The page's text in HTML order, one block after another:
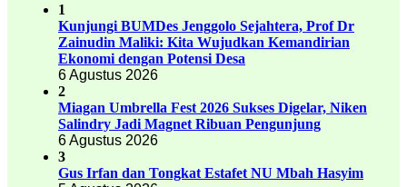
1
Kunjungi BUMDes Jenggolo Sejahtera, Prof Dr
Zainudin Maliki: Kita Wujudkan Kemandirian
Ekonomi dengan Potensi Desa
6 Agustus 2026
2
Miagan Umbrella Fest 2026 Sukses Digelar, Niken
Salindry Jadi Magnet Ribuan Pengunjung
6 Agustus 2026
3
Gus Irfan dan Tongkat Estafet NU Mbah Hasyim